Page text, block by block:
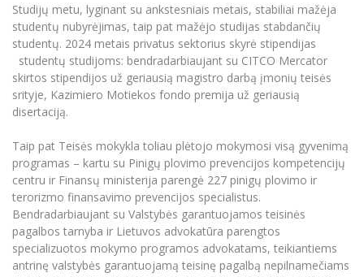
eDVS
Microsoft Office 365
MRU mobilios programėlės
Pagalbos sistema
Profesinė sąjunga
Studijų metu, lyginant su ankstesniais metais, stabiliai mažėja
studentų nubyrėjimas, taip pat mažėjo studijas stabdančių
studentų. 2024 metais privatus sektorius skyrė stipendijas
studentų studijoms: bendradarbiaujant su CITCO Mercator
skirtos stipendijos už geriausią magistro darbą įmonių teisės
srityje, Kazimiero Motiekos fondo premija už geriausią
disertaciją.
Taip pat Teisės mokykla toliau plėtojo mokymosi visą gyvenimą
programas – kartu su Pinigų plovimo prevencijos kompetencijų
centru ir Finansų ministerija parengė 227 pinigų plovimo ir
terorizmo finansavimo prevencijos specialistus.
Bendradarbiaujant su Valstybės garantuojamos teisinės
pagalbos tarnyba ir Lietuvos advokatūra parengtos
specializuotos mokymo programos advokatams, teikiantiems
antrinę valstybės garantuojamą teisinę pagalbą nepilnamečiams